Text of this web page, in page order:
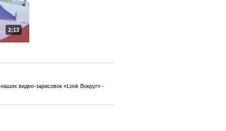
2:13
видео-зарисовок «Look Вокруг» -